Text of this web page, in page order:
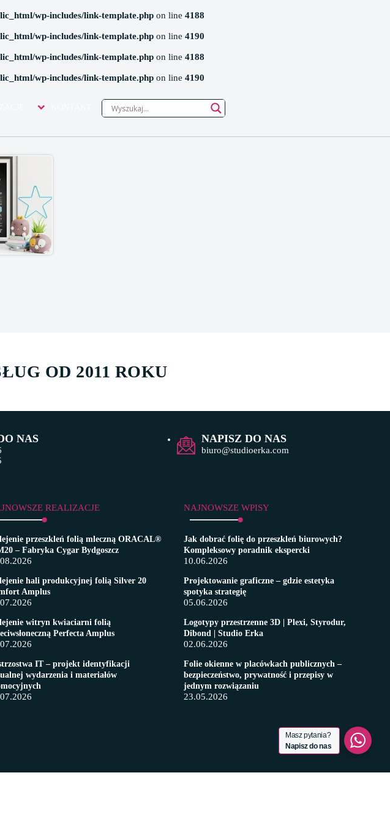
wp-includes/link-template.php on line 4188
wp-includes/link-template.php on line 4190
wp-includes/link-template.php on line 4188
wp-includes/link-template.php on line 4190
OD 2011 ROKU
NAS NAPISZ DO NAS
biuro@studioerka.com
REALIZACJE
przeszkleń folią mleczną ORACAL®
– Fabryka Cygar Bydgoszcz
hali produkcyjnej folią Silver 20
Amplus
witryn kwiaciarni folią
Perfecta Amplus
IT – projekt identyfikacji
wydarzenia i materiałów
NAJNOWSZE WPISY
Jak dobrać folię do przeszkleń biurowych?
Kompleksowy poradnik ekspercki
10.06.2026
Projektowanie graficzne – gdzie estetyka
spotyka strategię
05.06.2026
Logotypy przestrzenne 3D | Plexi, Styrodur,
Dibond | Studio Erka
02.06.2026
​Folie okienne w placówkach publicznych –
bezpieczeństwo, prywatność i przepisy w
jednym rozwiązaniu
23.05.2026
Masz pytania?
Napisz do nas